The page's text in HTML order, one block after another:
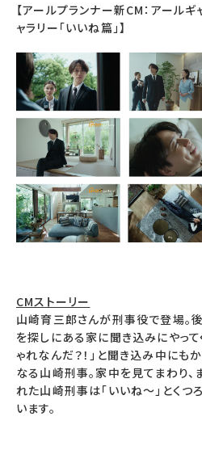
【アールプランナー新CM：アールギ
ャラリー「いいね篇」】
CMストーリー
山崎育三郎さんが刑事役で登場。
を探しにある家に聞き込みにやって
ゃれなんだ？！」と聞き込み中にも
なる山崎刑事。家中を見てまわり
れた山崎刑事は「いいね～」とくつ
います。